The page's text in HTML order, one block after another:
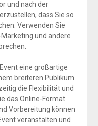
und nach der
dass Sie so
Verwenden Sie
und andere
eine großartige
breiteren Publikum
die Flexibilität und
das Online-Format
Vorbereitung können
veranstalten und